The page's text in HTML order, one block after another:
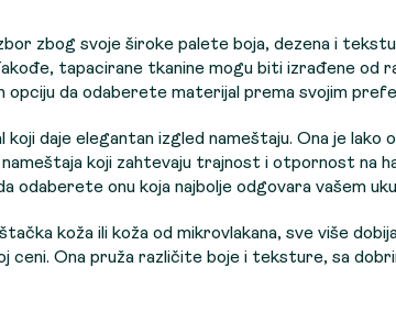
zbog svoje široke palete boja, dezena i
tapacirane tkanine mogu biti izrađene od
opciju da odaberete materijal prema svojim
koji daje elegantan izgled nameštaju. Ona je
koji zahtevaju trajnost i otpornost na
odaberete onu koja najbolje odgovara vašem
koža ili koža od mikrovlakana, sve više
ceni. Ona pruža različite boje i teksture, sa